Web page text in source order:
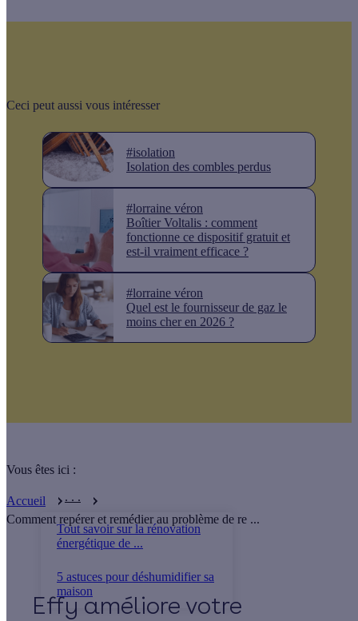
Ceci peut aussi vous intéresser
#isolation
Isolation des combles perdus
#lorraine véron
Boîtier Voltalis : comment
fonctionne ce dispositif gratuit et
est-il vraiment efficace ?
#lorraine véron
Quel est le fournisseur de gaz le
moins cher en 2026 ?
Vous êtes ici :
Accueil . . .
Tout savoir sur la rénovation
énergétique de ...
5 astuces pour déshumidifier sa
maison
Comment repérer et remédier au problème de re ...
Effy